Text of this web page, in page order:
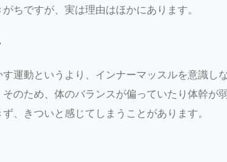
ちですが、実は理由はほかにあります。
運動というより、インナーマッスルを意識し
のため、体のバランスが偏っていたり体幹が
、きついと感じてしまうことがあります。